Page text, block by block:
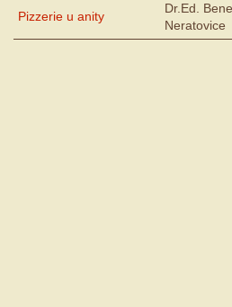
Pizzerie u anity
Dr.Ed.
Neratovice